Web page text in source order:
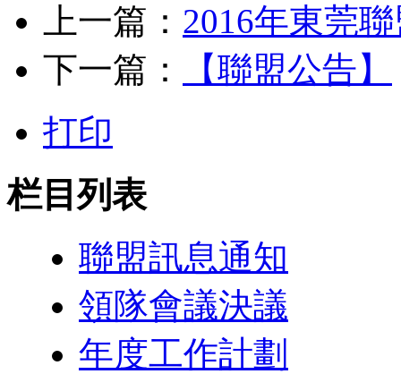
上一篇： 2016年東莞
下一篇：
【聯盟公告】
打印
栏目列表
聯盟訊息通知
領隊會議決議
年度工作計劃